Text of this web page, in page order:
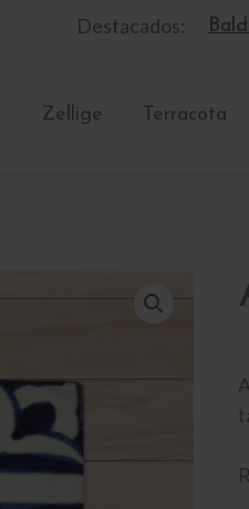
Destacados:
Zellige Terracota